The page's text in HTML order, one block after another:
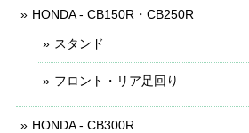
HONDA - CB150R・CB250R
スタンド
フロント・リア足回り
HONDA - CB300R